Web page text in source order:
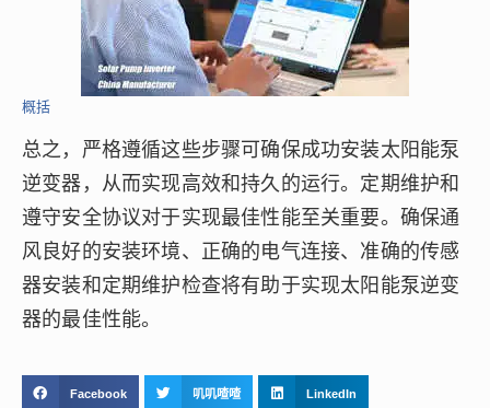
概括
总之，严格遵循这些步骤可确保成功安装太阳能泵
逆变器，从而实现高效和持久的运行。定期维护和
遵守安全协议对于实现最佳性能至关重要。确保通
风良好的安装环境、正确的电气连接、准确的传感
器安装和定期维护检查将有助于实现太阳能泵逆变
器的最佳性能。
Facebook 叽叽喳喳 LinkedIn